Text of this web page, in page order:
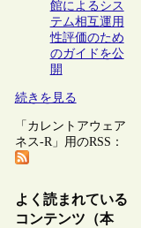
館によるシス
テム相互運用
性評価のため
のガイドを公
開
続きを見る
「カレントアウェア
ネス-R」用のRSS：
よく読まれている
コンテンツ（本